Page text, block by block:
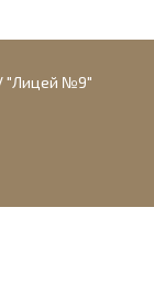
"Лицей №9"